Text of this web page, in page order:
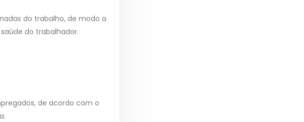
do trabalho, de modo a
do trabalhador.
de acordo com o